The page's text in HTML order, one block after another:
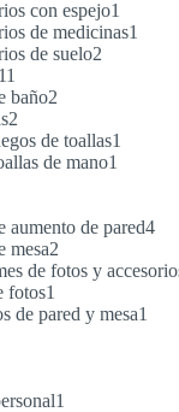
producto
con espejo1
producto
de medicinas1
de suelo2
11
productos
baño2
2
productos
de toallas1
de mano1
aumento de pared44
mesa2
productos
de fotos y
fotos1
producto
de pared y mesa1
38
1